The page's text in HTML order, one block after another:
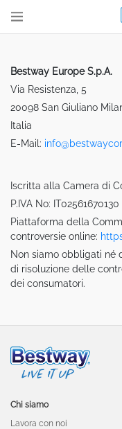
Bestway Europe S.p.A.
Via Resistenza, 5
20098 San Giuliano
Italia
E-Mail:
Iscritta alla Camera di
P.IVA No: IT02561670130
Piattaforma della
controversie online:
Non siamo obbligati né
di risoluzione delle
dei consumatori.
Chi siamo
Lavora con noi